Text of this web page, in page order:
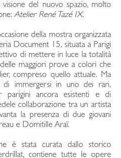
visione del nuovo spazio, molto
Atelier René Tazé IX.
della mostra organizzata
Document 15, situata a Parigi
di mettere in luce la totalità
maggiori prove a colori che
compreso quello attuale. Ma
di immergersi in uno dei rari,
parigini ancora esistenti e di
collaborazione tra un artista
la presenza di due giovani
e Domitille Araï.
è stata curata dallo storico
contiene tutte le opere